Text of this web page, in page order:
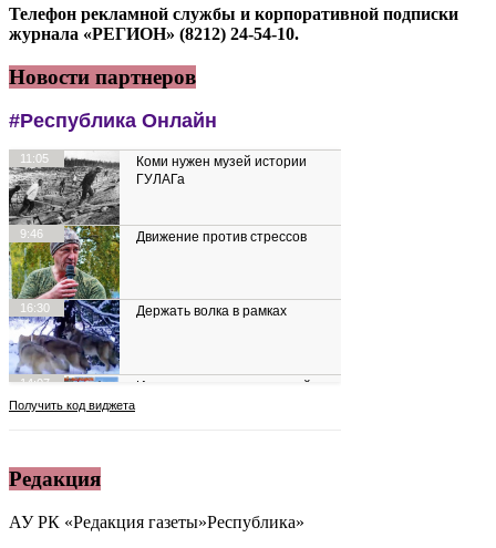
Телефон рекламной службы и корпоративной подписки
журнала «РЕГИОН» (8212) 24-54-10.
Новости партнеров
Редакция
АУ РК «Редакция газеты»Республика»